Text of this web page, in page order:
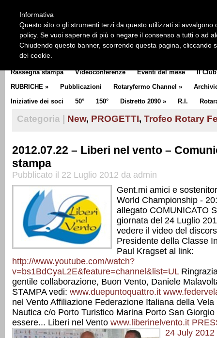
CLUB COMMUNICATOR
Rassegna stampa Videoconferenze Eventi del mese Il Club
RUBRICHE » Pubblicazioni Rotaryfermo Channel »
Iniziative dei soci
50° 150° Distretto 2090 » R.I.
Categoria | New, PROGETTI, Trofeo Rotary
2012.07.22 – Liberi nel vento –
stampa
Pubblicato il 22 Luglio 2012 da admin
Gent.mi amici e
World Championship -
allegato COMUNICATO
giornata del 24 Luglio
vedere il video del
Presidente della Classe
Paul Kragset al link:
http://www.youtube.com/watch?
v=bs1BdCyaL2E&feature=channel&list=UL
gentile collaborazione, Buon Vento, Daniele
STAMPA vedi: www.duepuntoquattro.it
nel Vento Affiliazione Federazione Italiana della
Nautica c/o Porto Turistico Marina Porto San
essere... Liberi nel Vento www.liberinelvento.it
24 July 2012
Informativa
Questo sito o gli strumenti terzi da questo utilizzati si
policy. Se vuoi saperne di più o negare il consenso a tutti o ad
Chiudendo questo banner, scorrendo questa pagina, cliccando
dei cookie.